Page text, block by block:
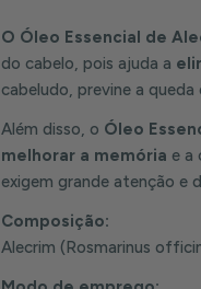
O Óleo Essencial de
do cabelo, pois ajuda a
cabeludo, previne a
Além disso, o Óleo
melhorar a memória e a
exigem grande atenção e
Composição:
Alecrim (Rosmarinus